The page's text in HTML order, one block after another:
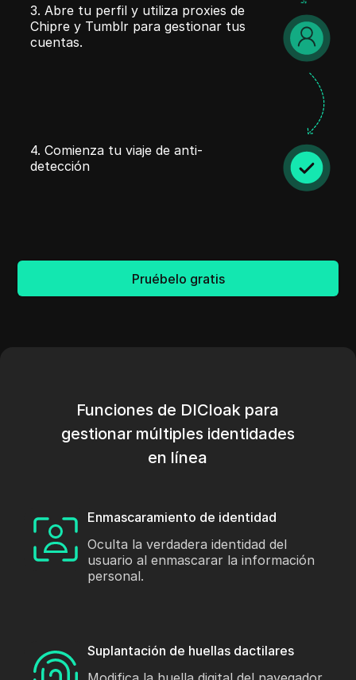
3. Abre tu perfil y utiliza proxies de
Chipre y Tumblr para gestionar tus
cuentas.
4. Comienza tu viaje de anti-
detección
Pruébelo gratis
Funciones de DICloak para
gestionar múltiples identidades
en línea
Enmascaramiento de identidad
Oculta la verdadera identidad del
usuario al enmascarar la información
personal.
Suplantación de huellas dactilares